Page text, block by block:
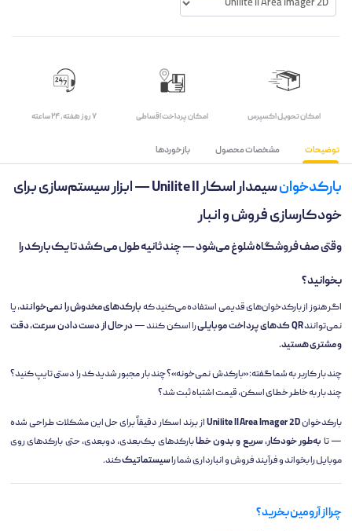
اﻣﮑﺎن ﺗﺤﻮﯾﻞ اﮐﺴﭙﺮس امکان پرداخت اقساطی ۷ روز ﻫﻔﺘﻪ، ۲۴ ﺳﺎﻋﺘﻪ
توضیحات مشخصات محصول بازخوردها
بارکدخوان
سیمدار اسکار Unilite II — ابزار سیستم‌سازی برای
خودکارسازی فروش و انبار
وقتی صف فروشگاه شلوغ می‌شود — چند ثانیه طول می‌کشد تا یک بارکد را
بخوانید؟
اگر هنوز از بارکدخوان‌های قدیمی استفاده می‌کنید کهبارکدهای مخدوش را نمی‌خوانند، یا
نمی‌توانندQR کدهای پرداخت موبایلی را اسکن کنند —در حال از دست دادن سرعت، دقت
و مشتری هستید.
چند بار کاربر به شما گفته: «بارکدش نمی‌خونه»؟ چند بار مجبور شدید کد را دستی تایپ کنید؟
چند بار به خاطر خطای اسکن، قیمت اشتباه ثبت شد؟
بارکدخوانUnilite II Area Imager 2Dاز برند اسکار دقیقاً برای حل این مشکلات طراحی شده
— تا به‌طور خودکار، سریع و بدون خطابارکدهای یک‌بعدی، دوبعدی، حتی بارکدهای روی
موبایل را بخواند و فرآیند فروش و انبارداری شما راسیستماتیککند.
چرا از آرومین بخرید؟